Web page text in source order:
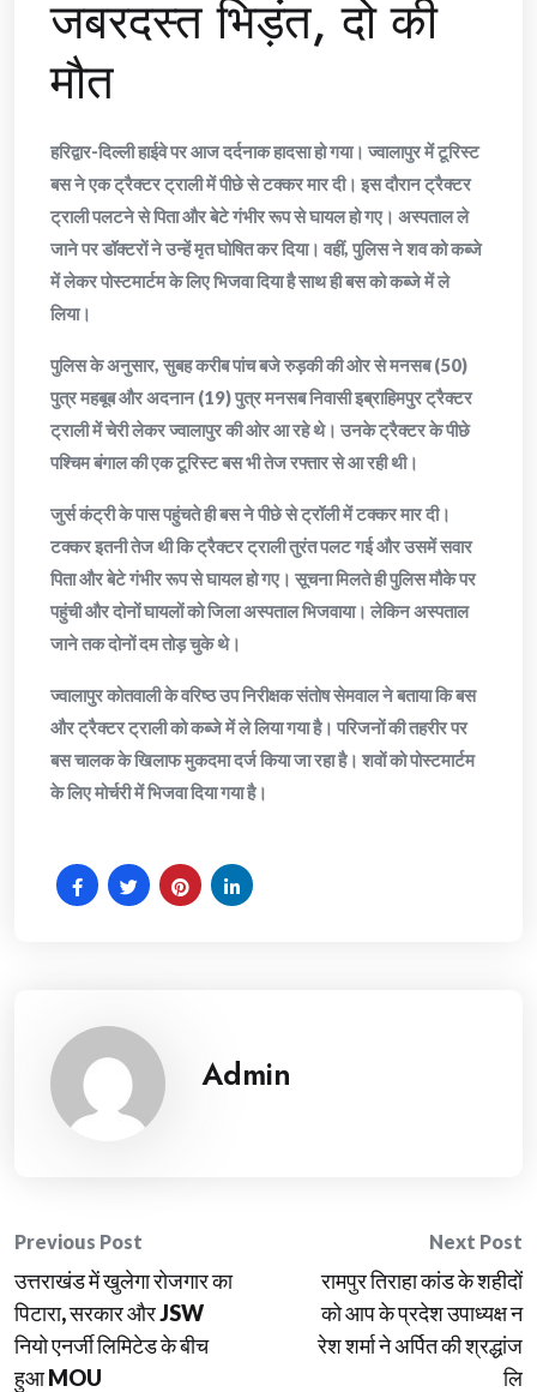
जबरदस्त भिड़ंत, दो की
मौत
हरिद्वार-दिल्ली हाईवे पर आज दर्दनाक हादसा हो गया। ज्वालापुर में टूरिस्ट
बस ने एक ट्रैक्टर ट्राली में पीछे से टक्कर मार दी। इस दौरान ट्रैक्टर
ट्राली पलटने से पिता और बेटे गंभीर रूप से घायल हो गए। अस्पताल ले
जाने पर डॉक्टरों ने उन्हें मृत घोषित कर दिया। वहीं, पुलिस ने शव को कब्जे
में लेकर पोस्टमार्टम के लिए भिजवा दिया है साथ ही बस को कब्जे में ले
लिया।
पुलिस के अनुसार, सुबह करीब पांच बजे रुड़की की ओर से मनसब (50)
पुत्र महबूब और अदनान (19) पुत्र मनसब निवासी इब्राहिमपुर ट्रैक्टर
ट्राली में चेरी लेकर ज्वालापुर की ओर आ रहे थे। उनके ट्रैक्टर के पीछे
पश्चिम बंगाल की एक टूरिस्ट बस भी तेज रफ्तार से आ रही थी।
जुर्स कंट्री के पास पहुंचते ही बस ने पीछे से ट्रॉली में टक्कर मार दी।
टक्कर इतनी तेज थी कि ट्रैक्टर ट्राली तुरंत पलट गई और उसमें सवार
पिता और बेटे गंभीर रूप से घायल हो गए। सूचना मिलते ही पुलिस मौके पर
पहुंची और दोनों घायलों को जिला अस्पताल भिजवाया। लेकिन अस्पताल
जाने तक दोनों दम तोड़ चुके थे।
ज्वालापुर कोतवाली के वरिष्ठ उप निरीक्षक संतोष सेमवाल ने बताया कि बस
और ट्रैक्टर ट्राली को कब्जे में ले लिया गया है। परिजनों की तहरीर पर
बस चालक के खिलाफ मुकदमा दर्ज किया जा रहा है। शवों को पोस्टमार्टम
के लिए मोर्चरी में भिजवा दिया गया है।
Admin
Post
navigation
Previous Post
उत्तराखंड में खुलेगा रोजगार का
पिटारा, सरकार और JSW
नियो एनर्जी लिमिटेड के बीच
हुआ MOU
Next Post
रामपुर तिराहा कांड के शहीदों
को आप के प्रदेश उपाध्यक्ष न
रेश शर्मा ने अर्पित की श्रद्धांज
लि